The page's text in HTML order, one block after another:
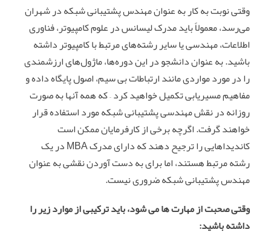
وقتی نوبت به کار به عنوان مهندس پشتیبانی شبکه در شهران
می‌رسد، معمولاً باید مدرک لیسانس در علوم کامپیوتر، فناوری
اطلاعات، مهندسی یا سایر رشته‌های مرتبط با کامپیوتر داشته
باشید. به عنوان دانشجو در این دوره‌ها، ماژول‌های ارزشمندی
را در مورد مواردی مانند ارتباطات بی سیم، اصول پایگاه داده و
مفاهیم مسیریابی تکمیل خواهید کرد – که همه آنها به صورت
روزانه در نقش مهندسی پشتیبانی شبکه مورد استفاده قرار
خواهند گرفت. اگرچه برخی از کارفرمایان ممکن است
کاندیداهایی را ترجیح دهند که دارای مدرک MBA در یک
رشته مرتبط هستند، اما برای به دست آوردن نقشی به عنوان
مهندس پشتیبانی شبکه ضروری نیست.
وقتی صحبت از مهارت‌ ها می شود، باید ترکیبی از موارد زیر را
داشته باشید: